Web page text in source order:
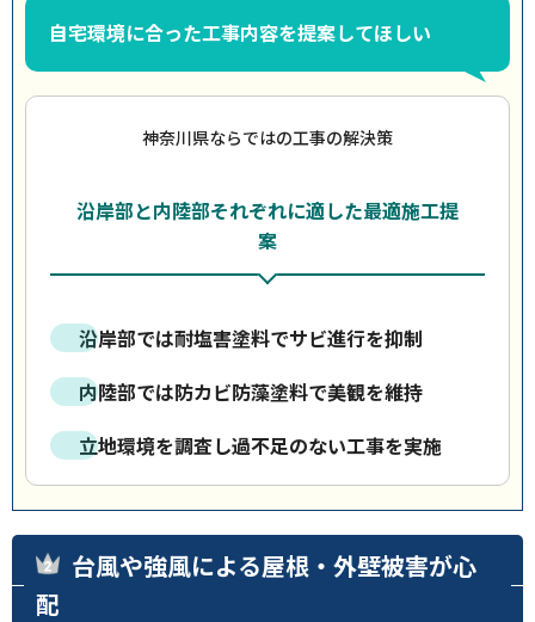
自宅環境に合った工事内容を提案してほしい
神奈川県ならではの工事の解決策
沿岸部と内陸部それぞれに適した最適施工提
案
沿岸部では耐塩害塗料でサビ進行を抑制
内陸部では防カビ防藻塗料で美観を維持
立地環境を調査し過不足のない工事を実施
台風や強風による屋根・外壁被害が心
配